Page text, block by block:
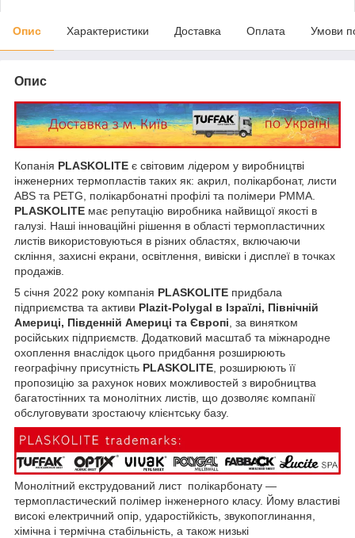
Опис Характеристики Доставка Оплата Умови
Опис
Копанія PLASKOLITE є світовим лідером у виробництві
інженерних термопластів таких як: акрил, полікарбонат, листи
ABS та PETG, полікарбонатні профілі та полімери PMMA.
PLASKOLITE має репутацію виробника найвищої якості в
галузі. Наші інноваційні рішення в області термопластичних
листів використовуються в різних областях, включаючи
скління, захисні екрани, освітлення, вивіски і дисплеї в точках
продажів.
5 січня 2022 року компанія PLASKOLITE придбала
підприємства та активи Plazit-Polygal в Ізраїлі, Північній
Америці, Південній Америці та Європі , за винятком
російських підприємств. Додатковий масштаб та міжнародне
охоплення внаслідок цього придбання розширюють
географічну присутність PLASKOLITE , розширюють її
пропозицію за рахунок нових можливостей з виробництва
багатостінних та монолітних листів, що дозволяє компанії
обслуговувати зростаючу клієнтську базу.
Монолітний екструдований лист полікарбонату —
термопластический полімер інженерного класу. Йому властиві
високі електричний опір, ударостійкість, звукопоглинання,
хімічна і термічна стабільність, а також низькі